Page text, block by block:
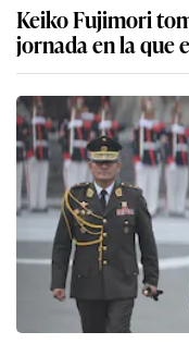
Keiko Fujimori
jornada en la que